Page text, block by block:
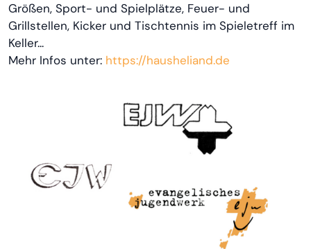
Größen, Sport- und Spielplätze, Feuer- und
Grillstellen, Kicker und Tischtennis im Spieletreff im
Keller...
Mehr Infos unter: https://hausheliand.de